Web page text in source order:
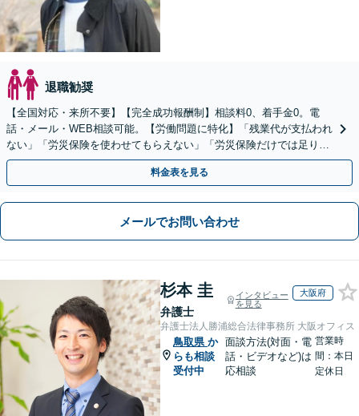
退職勧奨
【全国対応・来所不要】【完全成功報酬制】相談料0、着手金0。電
話・メール・WEB相談可能。【労働問題に特化】「残業代が支払われ
ない」「労災保険を使わせてもらえない」「労災保険だけでは足りな
い。損害賠償請求したい」など労働問題はお任せを。
料金表を見る
メールでお問い合わせ
杉本 圭
弁護士
インタビュー
を見る
大阪府
弁護士法人勝浦総合法律事務所 大阪オフィス
鳥取県 か
らも相談
受付中
面談方法(対面・電
話・ビデオなど)は
応相談
営業時
間：本日
定休日